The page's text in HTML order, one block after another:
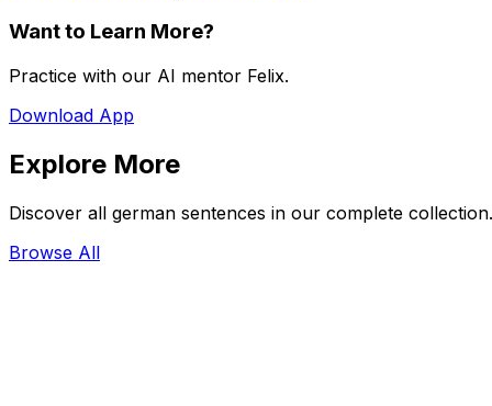
Want to Learn More?
Practice with our AI mentor Felix.
Download App
Explore More
Discover all german sentences in our complete collection.
Browse All